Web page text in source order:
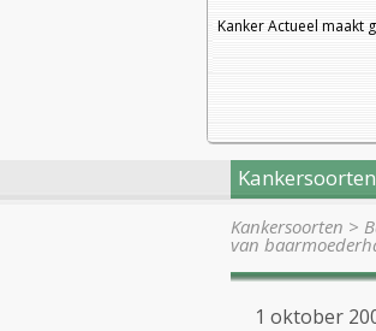
Kanker Actueel maakt
Kankersoorten
Kankersoorten >
van
1 oktober